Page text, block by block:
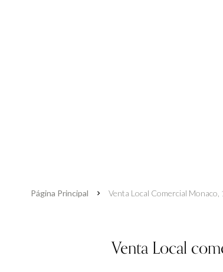
Página Principal Venta Local Comercial Monaco,
Venta Local